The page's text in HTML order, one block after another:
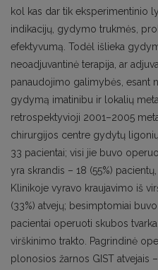
kol kas dar tik eksperimentinio
indikacijų, gydymo trukmės,
efektyvumą. Todėl išlieka
neoadjuvantinė terapija, ar
panaudojimo galimybės, esant
gydymą imatinibu ir lokalių
retrospektyvioji 2001–2005
chirurgijos centre gydytų
33 pacientai; visi jie buvo
yra skrandis – 18 (55%)
Klinikoje vyravo kraujavimo iš
(33%) atvejų; besimptomiai buvo
pacientai operuoti skubos
virškinimo trakto. Pagrindinė
plonosios žarnos GIST atvejais